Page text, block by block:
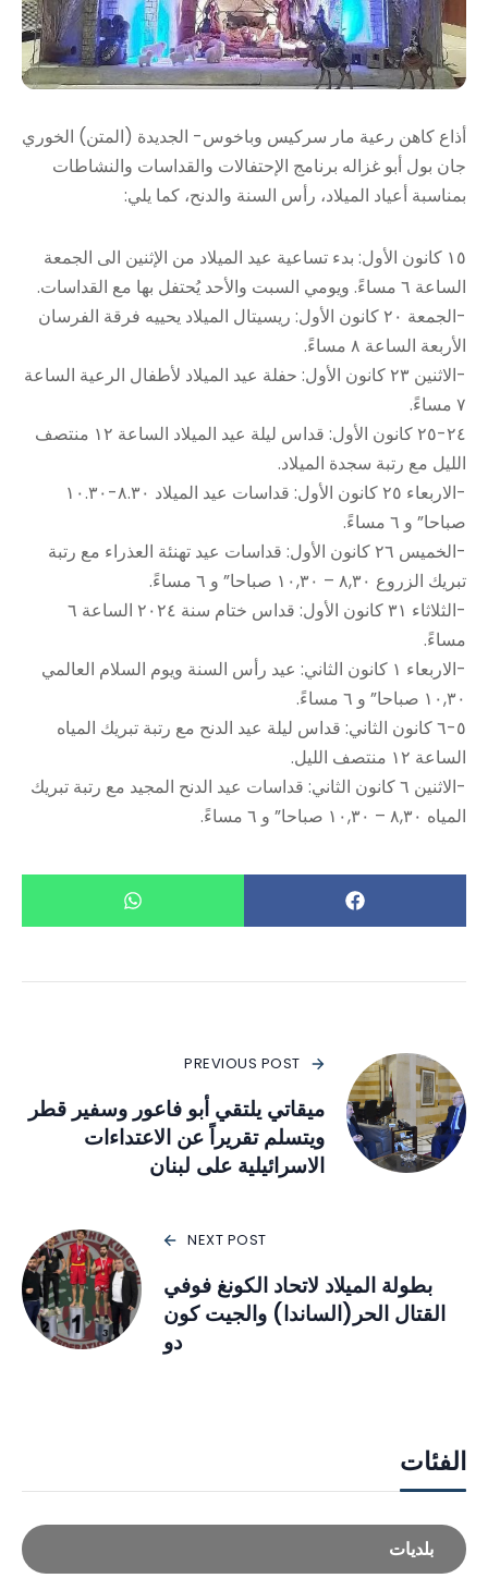
أذاع كاهن رعية مار سركيس وباخوس- الجديدة (المتن) الخوري
جان بول أبو غزاله برنامج الإحتفالات والقداسات والنشاطات
بمناسبة أعياد الميلاد، رأس السنة والدنح، كما يلي:
١٥ كانون الأول: بدء تساعية عيد الميلاد من الإثنين الى الجمعة
الساعة ٦ مساءً. ويومي السبت والأحد يُحتفل بها مع القداسات.
-الجمعة ٢٠ كانون الأول: ريسيتال الميلاد يحييه فرقة الفرسان
الأربعة الساعة ٨ مساءً.
-الاثنين ٢٣ كانون الأول: حفلة عيد الميلاد لأطفال الرعية الساعة
٧ مساءً.
٢٤-٢٥ كانون الأول: قداس ليلة عيد الميلاد الساعة ١٢ منتصف
الليل مع رتبة سجدة الميلاد.
-الاربعاء ٢٥ كانون الأول: قداسات عيد الميلاد ٨.٣٠-١٠.٣٠
صباحا” و ٦ مساءً.
-الخميس ٢٦ كانون الأول: قداسات عيد تهنئة العذراء مع رتبة
تبريك الزروع ٨,٣٠ – ١٠,٣٠ صباحا” و ٦ مساءً.
-الثلاثاء ٣١ كانون الأول: قداس ختام سنة ٢٠٢٤ الساعة ٦
مساءً.
-الاربعاء ١ كانون الثاني: عيد رأس السنة ويوم السلام العالمي
١٠,٣٠ صباحا” و ٦ مساءً.
٥-٦ كانون الثاني: قداس ليلة عيد الدنح مع رتبة تبريك المياه
الساعة ١٢ منتصف الليل.
-الاثنين ٦ كانون الثاني: قداسات عيد الدنح المجيد مع رتبة تبريك
المياه ٨,٣٠ – ١٠,٣٠ صباحا” و ٦ مساءً.
PREVIOUS POST
ميقاتي يلتقي أبو فاعور وسفير قطر
ويتسلم تقريراً عن الاعتداءات
الاسرائيلية على لبنان
NEXT POST
بطولة الميلاد لاتحاد الكونغ فوفي
القتال الحر(الساندا) والجيت كون
دو
الفئات
بلديات